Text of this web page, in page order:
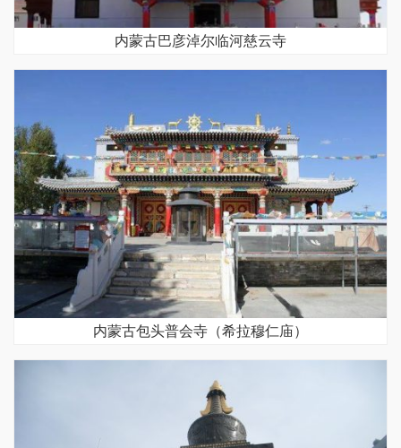
内蒙古巴彦淖尔临河慈云寺
内蒙古包头普会寺（希拉穆仁庙）